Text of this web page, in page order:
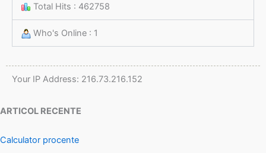
Total Hits : 462758
Who's Online : 1
Your IP Address: 216.73.216.152
ARTICOL RECENTE
Calculator procente